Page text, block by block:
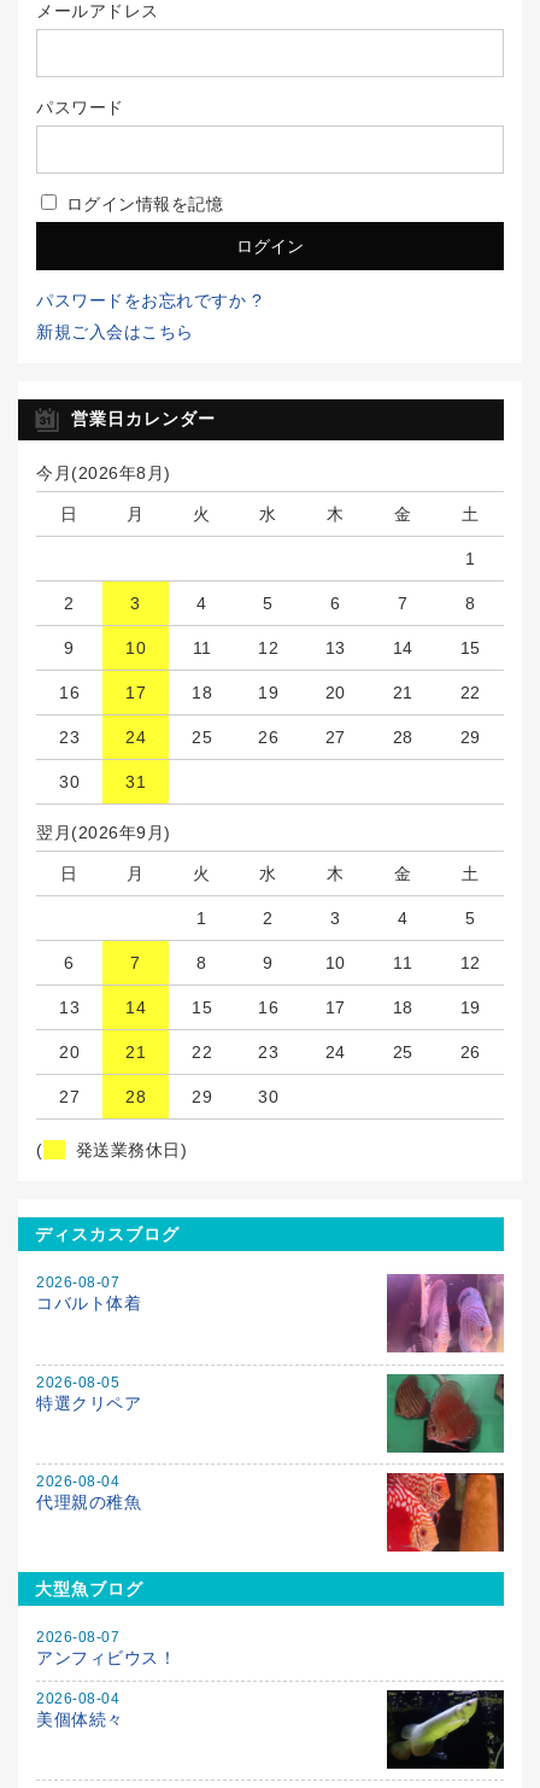
メールアドレス
パスワード
ログイン情報を記憶
パスワードをお忘れですか ?
新規ご入会はこちら
営業日カレンダー
今月(2026年8月)
日 月 火 水 木 金 土
1
2 3 4 5 6 7 8
9 10 11 12 13 14 15
16 17 18 19 20 21 22
23 24 25 26 27 28 29
30 31
翌月(2026年9月)
日 月 火 水 木 金 土
1 2 3 4 5
6 7 8 9 10 11 12
13 14 15 16 17 18 19
20 21 22 23 24 25 26
27 28 29 30
( 発送業務休日)
ディスカスブログ
2026-08-07
コバルト体着
2026-08-05
特選クリペア
2026-08-04
代理親の稚魚
大型魚ブログ
2026-08-07
アンフィビウス！
2026-08-04
美個体続々